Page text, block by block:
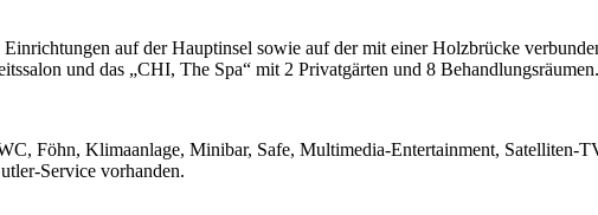
auf der Hauptinsel sowie auf der mit einer Holzbrücke
und das „CHI, The Spa“ mit 2 Privatgärten und 8
Föhn, Klimaanlage, Minibar, Safe, Multimedia-Entertainment, Satelliten-
Service vorhanden.